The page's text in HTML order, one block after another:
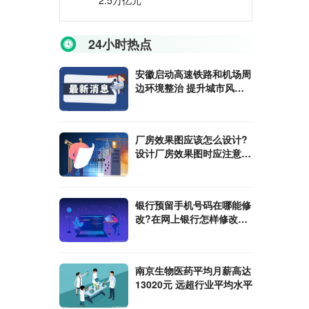
24小时热点
安徽启动高速铁路和机场周
边环境整治 提升城市风貌
厂房效果图应该怎么设计?
设计厂房效果图时应注意什
银行预留手机号码在哪能修
改?在网上银行怎样修改预
南京生物医药平均月薪高达
13020元 远超行业平均水平